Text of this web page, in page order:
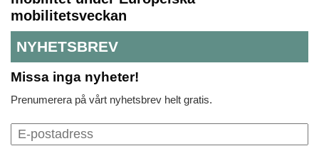
mobilitetsveckan
NYHETSBREV
Missa inga nyheter!
Prenumerera på vårt nyhetsbrev helt gratis.